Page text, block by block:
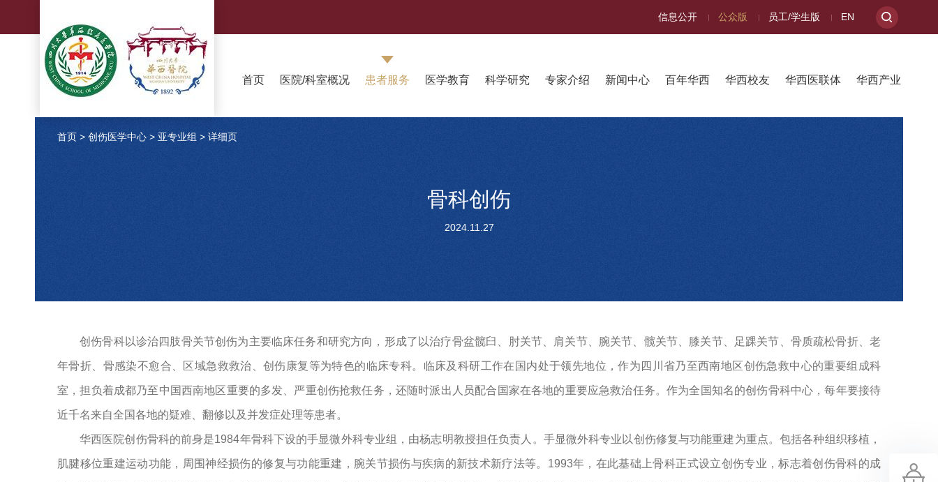
信息公开 公众版 员工/学生版 EN
首页 医院/科室概况 患者服务 医学教育 科学研究 专家介绍 新闻中心 百年华西 华西校友 华西医联体 华西产业
首页 > 创伤医学中心 > 亚专业组 > 详细页
骨科创伤
2024.11.27
创伤骨科以诊治四肢骨关节创伤为主要临床任务和研究方向，形成了以治疗骨盆髋臼、肘关节、肩关节、腕关节、髋关节、膝关节、足踝关节、骨质疏松骨折、老
年骨折、骨感染不愈合、区域急救救治、创伤康复等为特色的临床专科。临床及科研工作在国内处于领先地位，作为四川省乃至西南地区创伤急救中心的重要组成科
室，担负着成都乃至中国西南地区重要的多发、严重创伤抢救任务，还随时派出人员配合国家在各地的重要应急救治任务。作为全国知名的创伤骨科中心，每年要接待
近千名来自全国各地的疑难、翻修以及并发症处理等患者。
华西医院创伤骨科的前身是1984年骨科下设的手显微外科专业组，由杨志明教授担任负责人。手显微外科专业以创伤修复与功能重建为重点。包括各种组织移植，
肌腱移位重建运动功能，周围神经损伤的修复与功能重建，腕关节损伤与疾病的新技术新疗法等。1993年，在此基础上骨科正式设立创伤专业，标志着创伤骨科的成